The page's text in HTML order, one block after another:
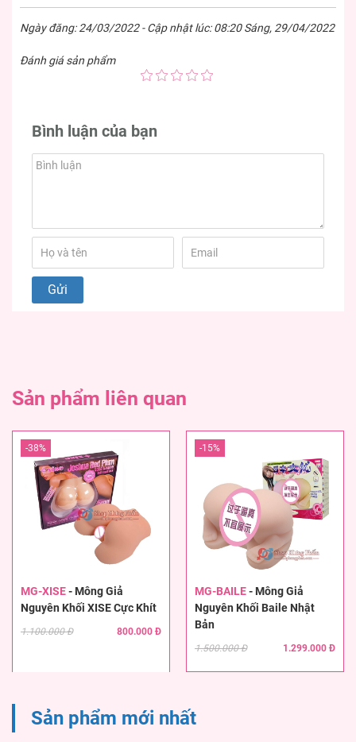
Ngày đăng: 24/03/2022 - Cập nhật lúc: 08:20 Sáng, 29/04/2022
Đánh giá sản phẩm
Bình luận của bạn
Sản phẩm liên quan
MG-XISE- Mông Giả
Nguyên Khối XISE Cực Khít
1.100.000 Đ 800.000 Đ
-38%
MG-BAILE- Mông Giả
Nguyên Khối Baile Nhật
Bản
1.500.000 Đ 1.299.000 Đ
-15%
Sản phẩm mới nhất